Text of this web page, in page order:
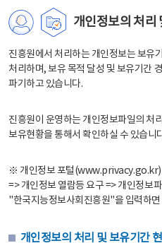
개인정보의 처리
진흥원에서 처리하는 개인정보는 보유
처리하며, 보유 목적 달성 및 보유기간
파기하고 있습니다.
진흥원이 운영하는 개인정보파일의 처
보유현황을 통해서 확인하실 수 있습니
※ 개인정보 포털(www.privacy.go.kr)
=> 개인정보 열람등 요구 => 개인정보
"한국지능정보사회진흥원"을 입력하면
개인정보의 처리 및 보유기간